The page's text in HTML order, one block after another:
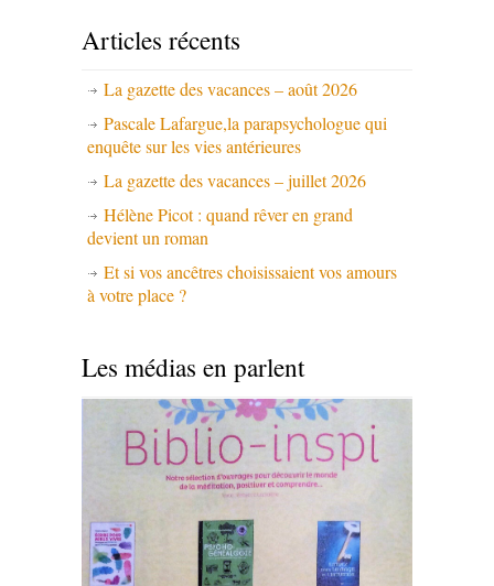
Articles récents
La gazette des vacances – août 2026
Pascale Lafargue,la parapsychologue qui
enquête sur les vies antérieures
La gazette des vacances – juillet 2026
Hélène Picot : quand rêver en grand
devient un roman
Et si vos ancêtres choisissaient vos amours
à votre place ?
Les médias en parlent